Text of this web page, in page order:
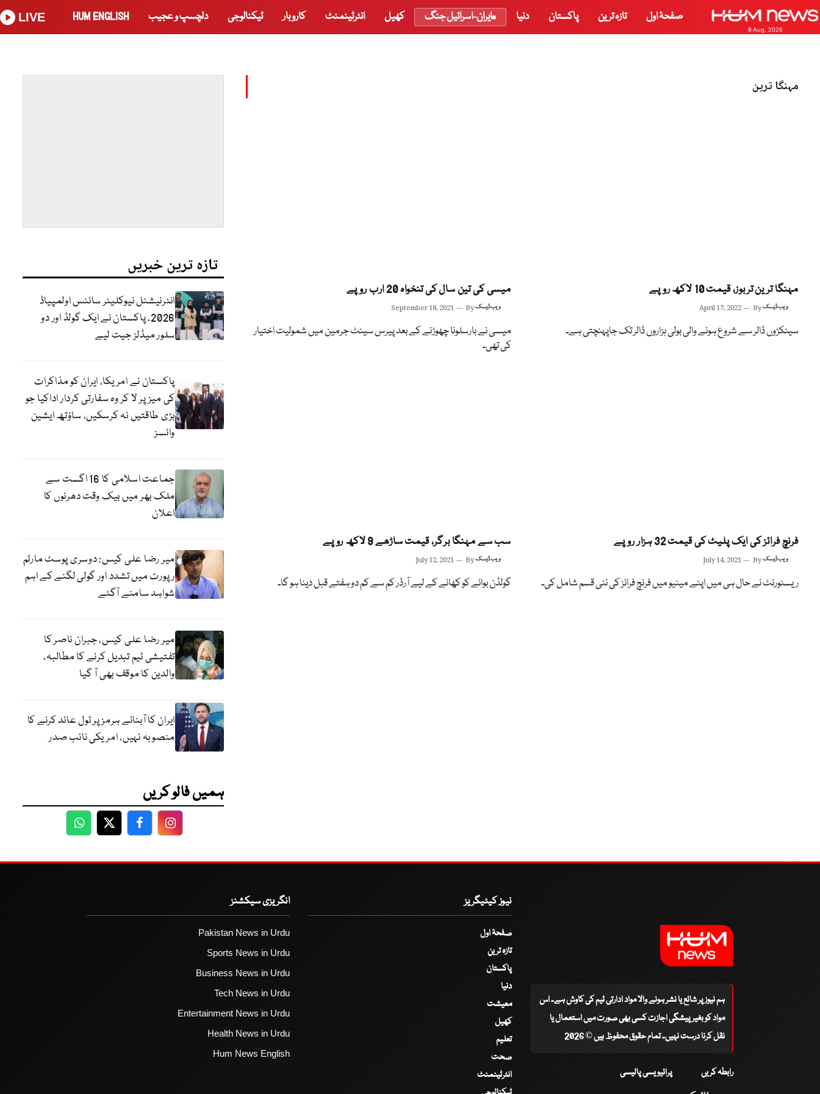
8 Aug, 2026
صفحۂ اول تازہ ترین پاکستان دنیا ایران-اسرائیل جنگ کھیل انٹرٹینمنٹ کاروبار ٹیکنالوجی دلچسپ و عجیب HUM ENGLISH
LIVE
مہنگا ترین
مہنگا ترین تربوز، قیمت 10 لاکھ روپے
April 17, 2022 Byویب ڈیسک
سینکڑوں ڈالر سے شروع ہونے والی بولی ہزاروں ڈالر تک جاپہنچتی ہے۔
میسی کی تین سال کی تنخواہ 20 ارب روپے
September 18, 2021 Byویب ڈیسک
میسی نے بارسلونا چھوڑنے کے بعد پیرس سینٹ جرمین میں شمولیت اختیار
کی تھی۔
فرنچ فرائز کی ایک پلیٹ کی قیمت 32 ہزار روپے
July 14, 2021 Byویب ڈیسک
ریسٹورنٹ نے حال ہی میں اپنے مینیو میں فرنچ فرائز کی نئی قسم شامل کی۔
سب سے مہنگا برگر، قیمت ساڑھے 9 لاکھ روپے
July 12, 2021 Byویب ڈیسک
گولڈن بوائے کو کھانے کے لیے آرڈر کم سے کم دو ہفتے قبل دینا ہو گا۔
تازہ ترین خبریں
انٹرنیشنل نیوکلیئر سائنس اولمپیاڈ
2026، پاکستان نے ایک گولڈ اور دو
سلور میڈلز جیت لیے
پاکستان نے امریکا، ایران کو مذاکرات
کی میز پر لا کر وہ سفارتی کردار اداکیا جو
بڑی طاقتیں نہ کرسکیں، ساؤتھ ایشین
وائسز
جماعت اسلامی کا 16 اگست سے
ملک بھر میں بیک وقت دھرنوں کا
اعلان
میر رضا علی کیس: دوسری پوسٹ مارٹم
رپورٹ میں تشدد اور گولی لگنے کے اہم
شواہد سامنے آگئے
میر رضا علی کیس، جبران ناصر کا
تفتیشی ٹیم تبدیل کرنے کا مطالبہ،
والدین کا موقف بھی آ گیا
ایران کا آبنائے ہرمز پر ٹول عائد کرنے کا
منصوبہ نہیں، امریکی نائب صدر
ہمیں فالو کریں
WhatsApp
TwitterFacebookFacebook
ہم نیوز پر شائع یا نشر ہونے والا مواد ادارتی ٹیم کی کاوش ہے۔ اس
مواد کو بغیر پیشگی اجازت کسی بھی صورت میں استعمال یا
نقل کرنا درست نہیں۔ تمام حقوق محفوظ ہیں © 2026
رابطہ کریں پرائیویسی پالیسی
نیوز کیٹیگریز
صفحۂ اول
تازہ ترین
پاکستان
دنیا
معیشت
کھیل
تعلیم
صحت
انٹرٹینمنٹ
انگریزی سیکشنز
Pakistan News in Urdu
Sports News in Urdu
Business News in Urdu
Tech News in Urdu
Entertainment News in Urdu
Health News in Urdu
Hum News English